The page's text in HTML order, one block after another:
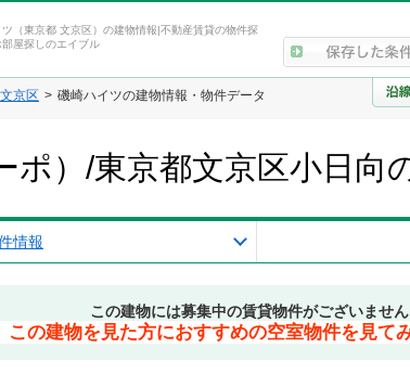
（東京都 文京区）の建物情報|不動産賃貸の物件探
部屋探しのエイブル
文京区 磯崎ハイツの建物情報・物件データ
ポ）/東京都文京区小日向
情報
この建物には募集中の賃貸物件がございません
この建物を見た方におすすめの空室物件を見て